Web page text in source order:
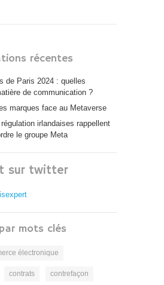
récentes
de Paris 2024 : quelles
de communication ?
marques face au Metaverse
irlandaises rappellent
le groupe Meta
sur twitter
mots clés
électronique
contrats contrefaçon